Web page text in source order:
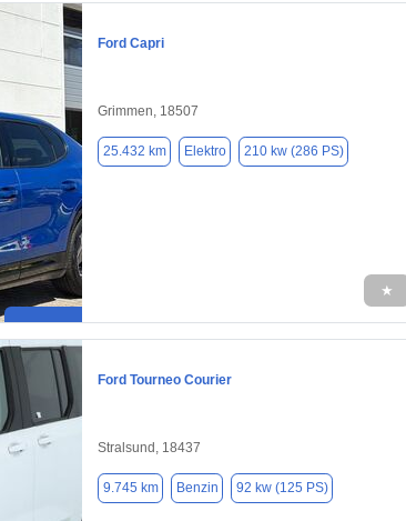
Ford Capri
Grimmen, 18507
25.432 km Elektro 210 kw (286 PS)
★
Ford Tourneo Courier
Stralsund, 18437
9.745 km Benzin 92 kw (125 PS)